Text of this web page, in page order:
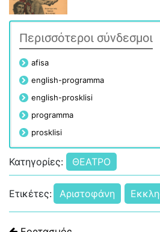
Περισσότεροι σύνδεσμοι
afisa
english-programma
english-prosklisi
programma
prosklisi
Κατηγορίες: ΘΕΑΤΡΟ
Ετικέτες: Αριστοφάνη